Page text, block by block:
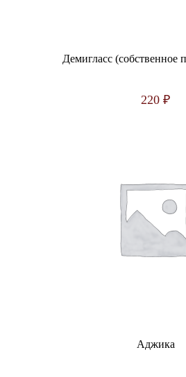
Демигласс (собственное
220 ₽
Аджика